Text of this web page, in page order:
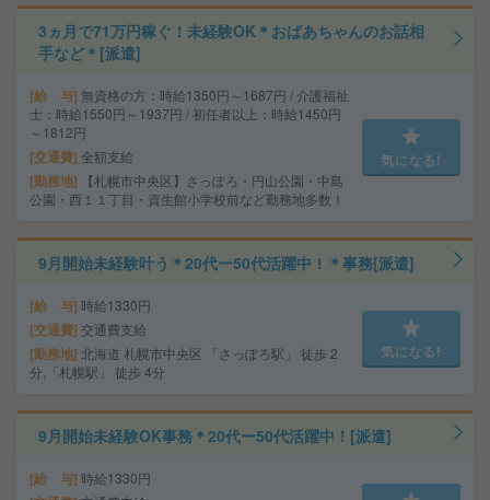
3ヵ月で71万円稼ぐ！未経験OK＊おばあちゃんのお話相
手など＊[派遣]
給 与 無資格の方：時給1350円～1687円 / 介護福祉
士：時給1550円～1937円 / 初任者以上：時給1450円
～1812円
交通費 全額支給
勤務地
【札幌市中央区】さっぽろ・円山公園・中島
公園・西１１丁目・資生館小学校前など勤務地多数！
気になる!
9月開始未経験叶う＊20代ー50代活躍中！＊事務[派遣]
給 与 時給1330円
交通費 交通費支給
勤務地 北海道 札幌市中央区 「さっぽろ駅」 徒歩 2
分,「札幌駅」 徒歩 4分
気になる!
9月開始未経験OK事務＊20代ー50代活躍中！[派遣]
給 与 時給1330円